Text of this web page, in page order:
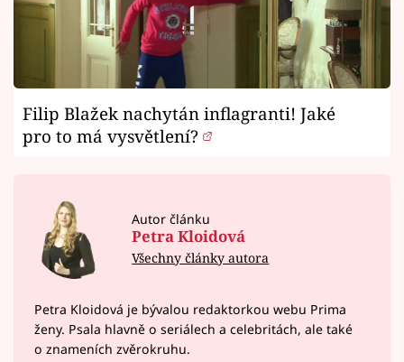
Filip Blažek nachytán inflagranti! Jaké
pro to má vysvětlení?
Autor článku
Petra Kloidová
Všechny články autora
Petra Kloidová je bývalou redaktorkou webu Prima
ženy. Psala hlavně o seriálech a celebritách, ale také
o znameních zvěrokruhu.